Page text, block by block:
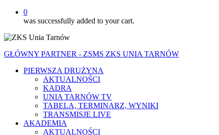
0
was successfully added to your cart.
GŁÓWNY PARTNER - ZSMS ZKS UNIA TARNÓW
PIERWSZA DRUŻYNA
AKTUALNOŚCI
KADRA
UNIA TARNÓW TV
TABELA, TERMINARZ, WYNIKI
TRANSMISJE LIVE
AKADEMIA
AKTUALNOŚCI